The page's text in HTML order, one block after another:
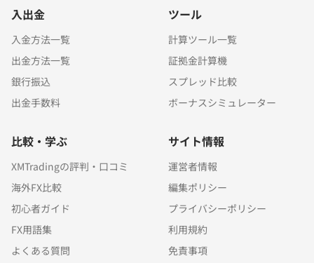
入出金
入金方法一覧
出金方法一覧
銀行振込
出金手数料
ツール
計算ツール一覧
証拠金計算機
スプレッド比較
ボーナスシミュレーター
比較・学ぶ
XMTradingの評判・口コミ
海外FX比較
初心者ガイド
FX用語集
よくある質問
サイト情報
運営者情報
編集ポリシー
プライバシーポリシー
利用規約
免責事項